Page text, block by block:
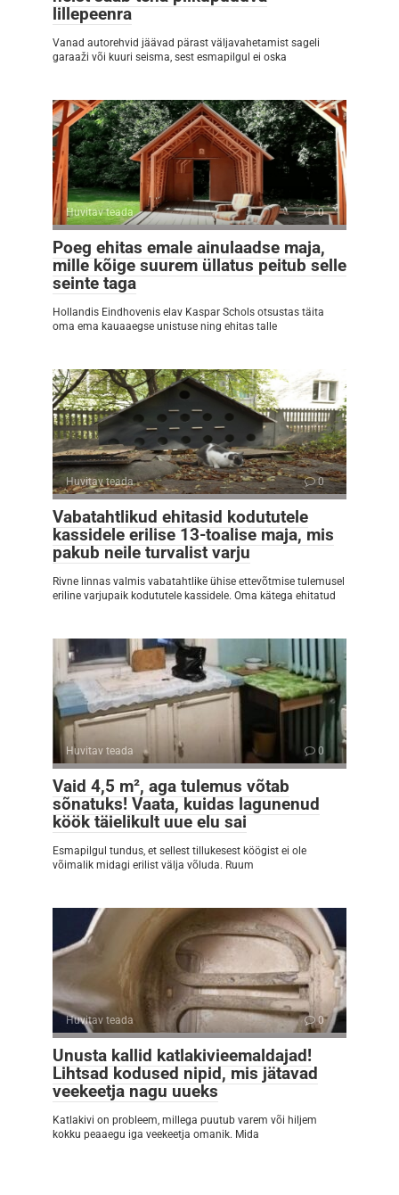
lillepeenra
Vanad autorehvid jäävad pärast väljavahetamist sageli
garaaži või kuuri seisma, sest esmapilgul ei oska
Huvitav teada 0
Poeg ehitas emale ainulaadse maja,
mille kõige suurem üllatus peitub selle
seinte taga
Hollandis Eindhovenis elav Kaspar Schols otsustas täita
oma ema kauaaegse unistuse ning ehitas talle
Huvitav teada 0
Vabatahtlikud ehitasid kodututele
kassidele erilise 13-toalise maja, mis
pakub neile turvalist varju
Rivne linnas valmis vabatahtlike ühise ettevõtmise tulemusel
eriline varjupaik kodututele kassidele. Oma kätega ehitatud
Huvitav teada 0
Vaid 4,5 m², aga tulemus võtab
sõnatuks! Vaata, kuidas lagunenud
köök täielikult uue elu sai
Esmapilgul tundus, et sellest tillukesest köögist ei ole
võimalik midagi erilist välja võluda. Ruum
Huvitav teada 0
Unusta kallid katlakivieemaldajad!
Lihtsad kodused nipid, mis jätavad
veekeetja nagu uueks
Katlakivi on probleem, millega puutub varem või hiljem
kokku peaaegu iga veekeetja omanik. Mida